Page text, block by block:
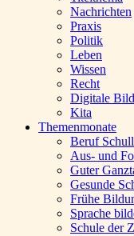
Nachrichten
Praxis
Politik
Leben
Wissen
Recht
Digitale
Kita
Themenmonate
Beruf
Aus- und
Guter
Gesunde
Frühe
Sprache
Schule der